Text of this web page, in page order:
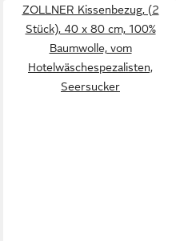
ZOLLNER Kissenbezug, (2
Stück), 40 x 80 cm, 100%
Baumwolle, vom
Hotelwäschespezalisten,
Seersucker